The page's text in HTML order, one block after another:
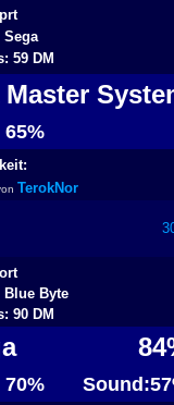
Sega
59 DM
Master
TerokNor
Blue Byte
90 DM